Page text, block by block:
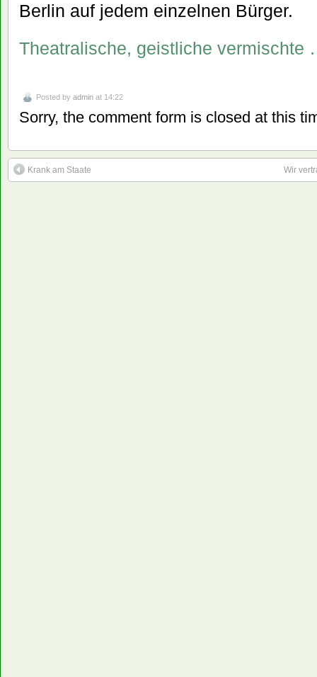
Berlin auf jedem einzelnen Bürger.
Theatralische, geistliche vermischte
Posted by admin at 14:22
Sorry, the comment form is closed at this
Krank am Staate Wir